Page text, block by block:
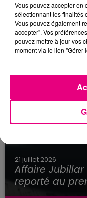
21 juillet 2026
Affaire
reporté au
Vous pouvez accepter en
sélectionnant les finalités
Vous pouvez également
accepter". Vos
pouvez mettre à jour vos
moment via le lien "Gérer